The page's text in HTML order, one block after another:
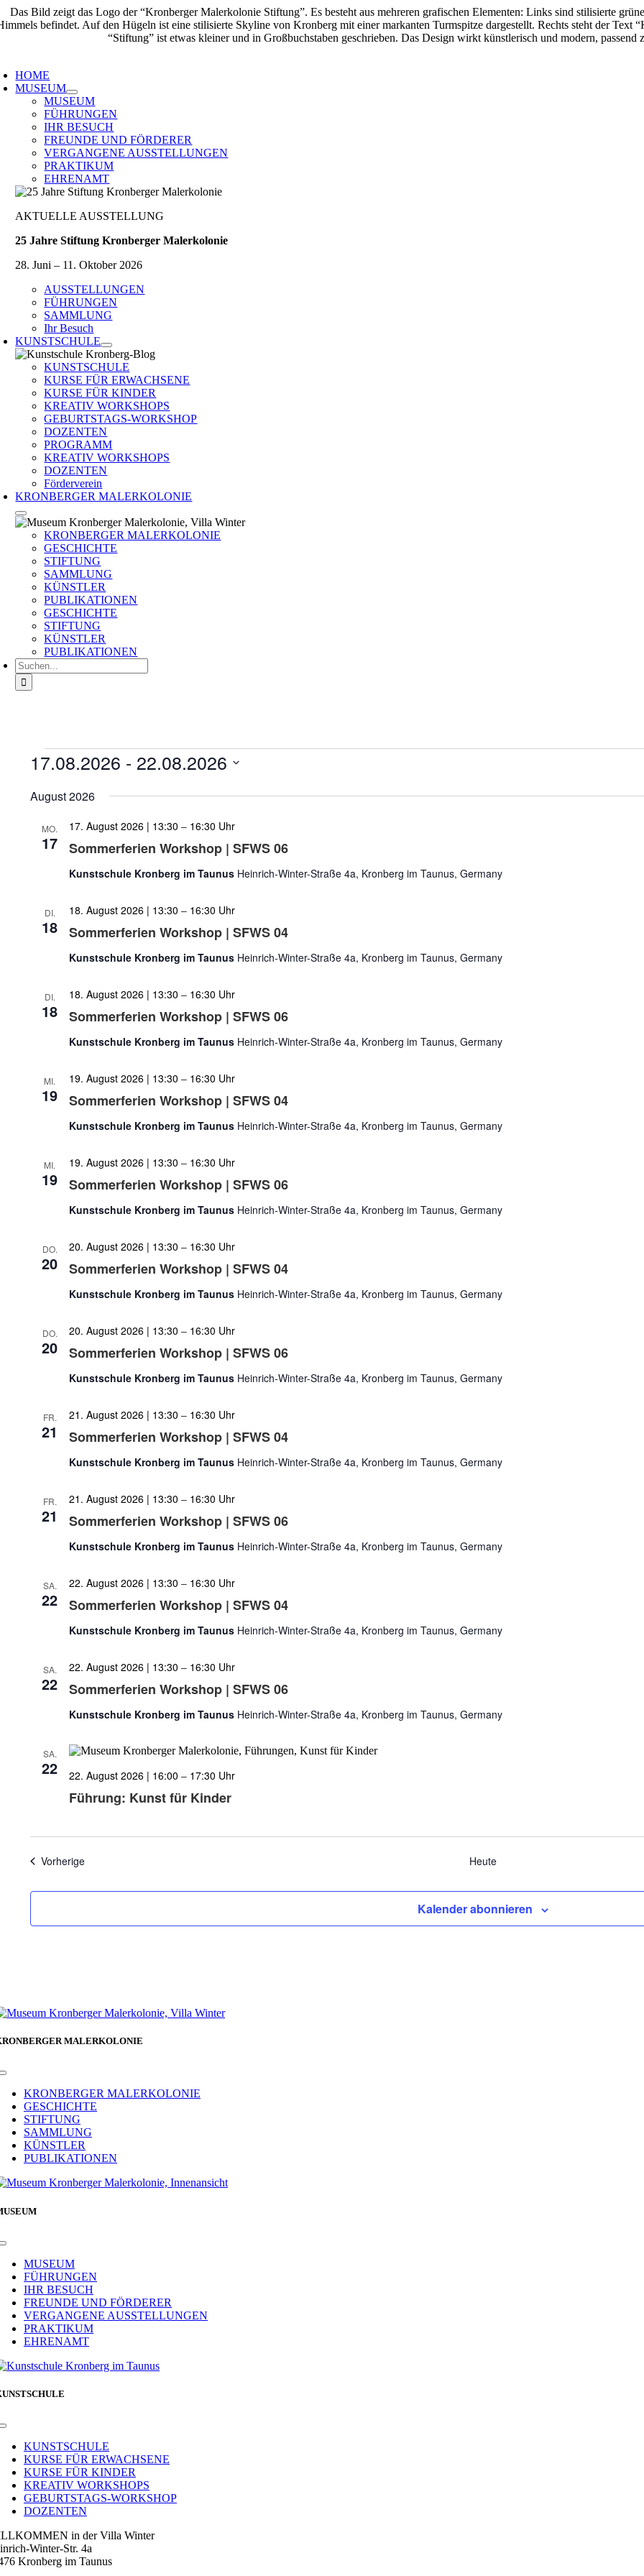
Zum
Inhalt
HOME
MUSEUM
MUSEUM
FÜHRUNGEN
IHR BESUCH
FREUNDE UND FÖRDERER
VERGANGENE AUSSTELLUNGEN
PRAKTIKUM
EHRENAMT
AKTUELLE AUSSTELLUNG
25 Jahre Stiftung Kronberger Malerkolonie
28. Juni – 11. Oktober 2026
AUSSTELLUNGEN
FÜHRUNGEN
SAMMLUNG
Ihr Besuch
KUNSTSCHULE
KUNSTSCHULE
KURSE FÜR ERWACHSENE
KURSE FÜR KINDER
KREATIV WORKSHOPS
GEBURTSTAGS-WORKSHOP
DOZENTEN
PROGRAMM
KREATIV WORKSHOPS
DOZENTEN
Förderverein
KRONBERGER MALERKOLONIE
KRONBERGER MALERKOLONIE
GESCHICHTE
STIFTUNG
SAMMLUNG
KÜNSTLER
PUBLIKATIONEN
GESCHICHTE
STIFTUNG
KÜNSTLER
PUBLIKATIONEN
Suche
nach:
Veranstaltungen
17.08.2026 - 22.08.2026
wählen.
August 2026
MO.
17 Sommerferien Workshop | SFWS 06
17. August 2026 | 13:30 – 16:30
Kunstschule Kronberg im Taunus Heinrich-Winter-Straße 4a, Kronberg im Taunus, Germany
DI.
18 Sommerferien Workshop | SFWS 04
18. August 2026 | 13:30 – 16:30
Kunstschule Kronberg im Taunus Heinrich-Winter-Straße 4a, Kronberg im Taunus, Germany
DI.
18 Sommerferien Workshop | SFWS 06
18. August 2026 | 13:30 – 16:30
Kunstschule Kronberg im Taunus Heinrich-Winter-Straße 4a, Kronberg im Taunus, Germany
MI.
19 Sommerferien Workshop | SFWS 04
19. August 2026 | 13:30 – 16:30
Kunstschule Kronberg im Taunus Heinrich-Winter-Straße 4a, Kronberg im Taunus, Germany
MI.
19 Sommerferien Workshop | SFWS 06
19. August 2026 | 13:30 – 16:30
Kunstschule Kronberg im Taunus Heinrich-Winter-Straße 4a, Kronberg im Taunus, Germany
DO.
20 Sommerferien Workshop | SFWS 04
20. August 2026 | 13:30 – 16:30
Kunstschule Kronberg im Taunus Heinrich-Winter-Straße 4a, Kronberg im Taunus, Germany
DO.
20 Sommerferien Workshop | SFWS 06
20. August 2026 | 13:30 – 16:30
Kunstschule Kronberg im Taunus Heinrich-Winter-Straße 4a, Kronberg im Taunus, Germany
FR.
21 Sommerferien Workshop | SFWS 04
21. August 2026 | 13:30 – 16:30
Kunstschule Kronberg im Taunus Heinrich-Winter-Straße 4a, Kronberg im Taunus, Germany
FR.
21 Sommerferien Workshop | SFWS 06
21. August 2026 | 13:30 – 16:30
Kunstschule Kronberg im Taunus Heinrich-Winter-Straße 4a, Kronberg im Taunus, Germany
SA.
22 Sommerferien Workshop | SFWS 04
22. August 2026 | 13:30 – 16:30
Kunstschule Kronberg im Taunus Heinrich-Winter-Straße 4a, Kronberg im Taunus, Germany
SA.
22 Sommerferien Workshop | SFWS 06
22. August 2026 | 13:30 – 16:30
Kunstschule Kronberg im Taunus Heinrich-Winter-Straße 4a, Kronberg im Taunus, Germany
SA.
22
Führung: Kunst für Kinder
22. August 2026 | 16:00 – 17:30
VorherigeVeranstaltungen Heute
Kalender abonnieren
MALERKOLONIE
Toggle
NavigationKRONBERGER MALERKOLONIE
GESCHICHTE
STIFTUNG
SAMMLUNG
KÜNSTLER
PUBLIKATIONEN
Toggle
NavigationMUSEUM
FÜHRUNGEN
IHR BESUCH
FREUNDE UND FÖRDERER
VERGANGENE AUSSTELLUNGEN
PRAKTIKUM
EHRENAMT
Toggle
NavigationKUNSTSCHULE
KURSE FÜR ERWACHSENE
KURSE FÜR KINDER
KREATIV WORKSHOPS
GEBURTSTAGS-WORKSHOP
DOZENTEN
in der Villa Winter
Winter-Str. 4a
Kronberg im Taunus